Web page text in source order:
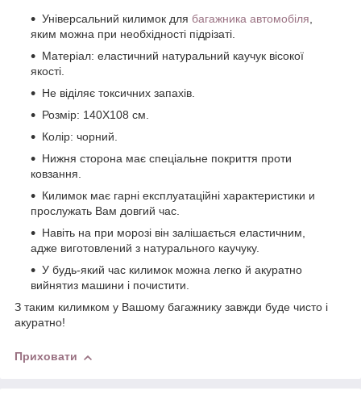
Універсальний килимок для багажника автомобіля,
яким можна при необхідності підрізаті.
Матеріал: еластичний натуральний каучук вісокої
якості.
Не віділяє токсичних запахів.
Розмір: 140Х108 см.
Колір: чорний.
Нижня сторона має спеціальне покриття проти
ковзання.
Килимок має гарні експлуатаційні характеристики и
прослужать Вам довгий час.
Навіть на при морозі він залішається еластичним,
адже виготовлений з натурального каучуку.
У будь-який час килимок можна легко й акуратно
вийнятиз машини і почистити.
З таким килимком у Вашому багажнику завжди буде чисто і
акуратно!
Приховати